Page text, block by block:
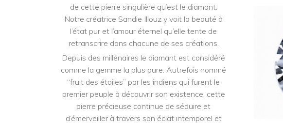
de cette pierre singulière qu’est le diamant.
Notre créatrice Sandie Illouz y voit la beauté à
l’état pur et l’amour éternel qu’elle tente de
retranscrire dans chacune de ses créations.
Depuis des millénaires le diamant est considéré
comme la gemme la plus pure. Autrefois nommé
“fruit des étoiles” par les indiens qui furent le
premier peuple à découvrir son existence, cette
pierre précieuse continue de séduire et
d’émerveiller à travers son éclat intemporel et